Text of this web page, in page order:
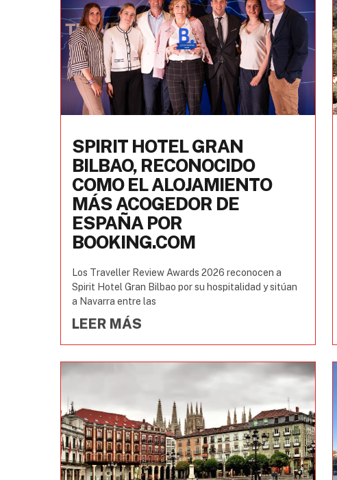
SPIRIT HOTEL GRAN
BILBAO, RECONOCIDO
COMO EL ALOJAMIENTO
MÁS ACOGEDOR DE
ESPAÑA POR
BOOKING.COM
Los Traveller Review Awards 2026 reconocen a
Spirit Hotel Gran Bilbao por su hospitalidad y sitúan
a Navarra entre las
LEER MÁS